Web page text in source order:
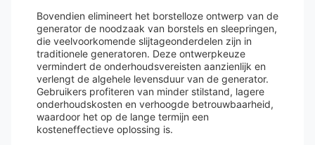
Bovendien elimineert het borstelloze ontwerp van de
generator de noodzaak van borstels en sleepringen,
die veelvoorkomende slijtageonderdelen zijn in
traditionele generatoren. Deze ontwerpkeuze
vermindert de onderhoudsvereisten aanzienlijk en
verlengt de algehele levensduur van de generator.
Gebruikers profiteren van minder stilstand, lagere
onderhoudskosten en verhoogde betrouwbaarheid,
waardoor het op de lange termijn een
kosteneffectieve oplossing is.